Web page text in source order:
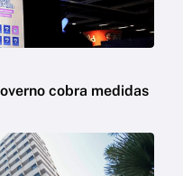
cobra medidas